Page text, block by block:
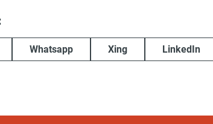
Whatsapp Xing LinkedIn